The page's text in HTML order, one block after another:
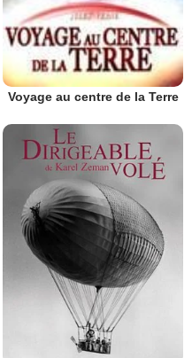
Voyage au centre de la Terre